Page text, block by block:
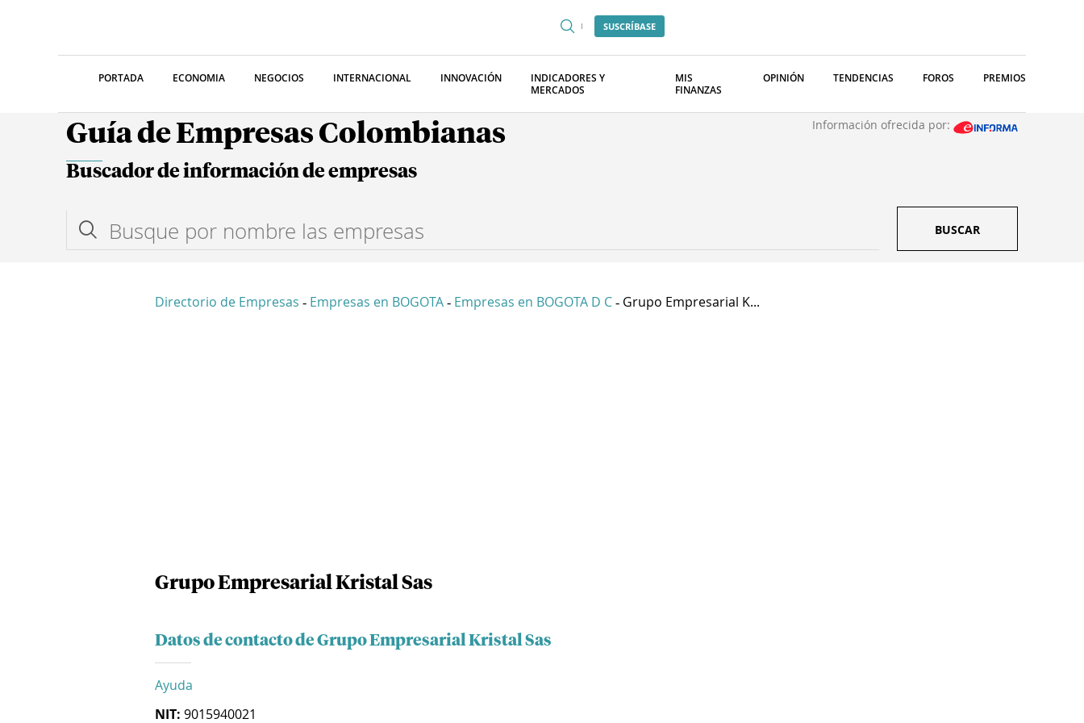
SUSCRÍBASE
PORTADA ECONOMIA NEGOCIOS INTERNACIONAL INNOVACIÓN
INDICADORES Y
MERCADOS
MIS
FINANZAS
OPINIÓN TENDENCIAS FOROS PREMIOS
Guía de Empresas Colombianas Información ofrecida por:
Buscador de información de empresas
BUSCAR
Directorio de Empresas - Empresas en BOGOTA - Empresas en BOGOTA D C - Grupo Empresarial K...
Grupo Empresarial Kristal Sas
Datos de contacto de Grupo Empresarial Kristal Sas
Ayuda
NIT: 9015940021